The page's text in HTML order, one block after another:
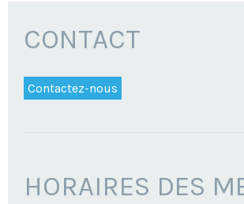
CONTACT
Contactez-nous
HORAIRES DES